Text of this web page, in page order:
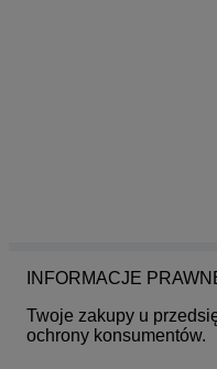
INFORMACJE
Twoje zakupy u
ochrony konsumentów.